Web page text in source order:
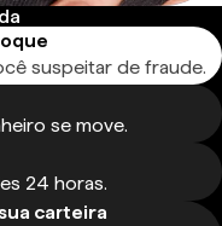
suspeitar de fraude.
se move.
24 horas.
carteira